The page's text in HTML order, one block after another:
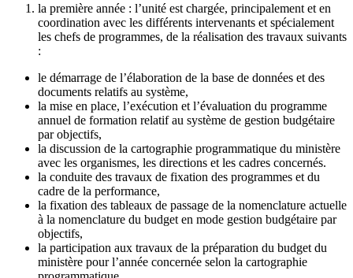
la première année : l’unité est chargée, principalement et en
coordination avec les différents intervenants et spécialement
les chefs de programmes, de la réalisation des travaux suivants
:
le démarrage de l’élaboration de la base de données et des
documents relatifs au système,
la mise en place, l’exécution et l’évaluation du programme
annuel de formation relatif au système de gestion budgétaire
par objectifs,
la discussion de la cartographie programmatique du ministère
avec les organismes, les directions et les cadres concernés.
la conduite des travaux de fixation des programmes et du
cadre de la performance,
la fixation des tableaux de passage de la nomenclature actuelle
à la nomenclature du budget en mode gestion budgétaire par
objectifs,
la participation aux travaux de la préparation du budget du
ministère pour l’année concernée selon la cartographie